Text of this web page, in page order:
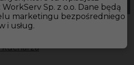
Kuchnia Szwecja
kucharza
Sp. z o.o. Dane będą
marketingu bezpośredniego
i usług.